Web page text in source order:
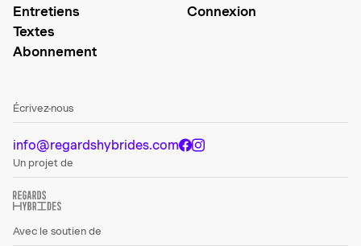
Entretiens
Textes
Abonnement
Connexion
Écrivez-nous
info@regardshybrides.com
Un projet de
Avec le soutien de